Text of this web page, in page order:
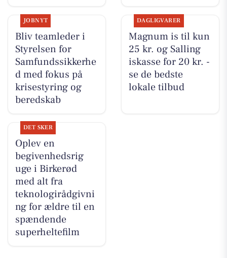
JOBNYT
Bliv teamleder i
Styrelsen for
Samfundssikkerhe
d med fokus på
krisestyring og
beredskab
DAGLIGVARER
Magnum is til kun
25 kr. og Salling
iskasse for 20 kr. -
se de bedste
lokale tilbud
DET SKER
Oplev en
begivenhedsrig
uge i Birkerød
med alt fra
teknologirådgivni
ng for ældre til en
spændende
superheltefilm